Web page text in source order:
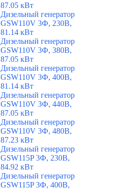
87.05 кВт
Дизельный генератор
GSW110V 3Ф, 230В,
81.14 кВт
Дизельный генератор
GSW110V 3Ф, 380В,
87.05 кВт
Дизельный генератор
GSW110V 3Ф, 400В,
81.14 кВт
Дизельный генератор
GSW110V 3Ф, 440В,
87.05 кВт
Дизельный генератор
GSW110V 3Ф, 480В,
87.23 кВт
Дизельный генератор
GSW115P 3Ф, 230В,
84.92 кВт
Дизельный генератор
GSW115P 3Ф, 400В,